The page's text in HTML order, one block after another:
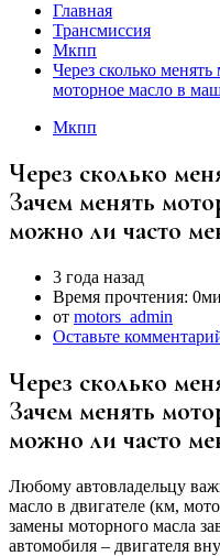
Главная
Трансмиссия
Мкпп
Через сколько
моторное масло в
Мкпп
Через сколько
Зачем менять
можно ли часто
3 года назад
Время прочтения:
от motors_admin
Оставьте
Через сколько
Зачем менять
можно ли часто
Любому автовладельцу
масло в двигателе (км,
замены моторного масла
автомобиля – двигателя